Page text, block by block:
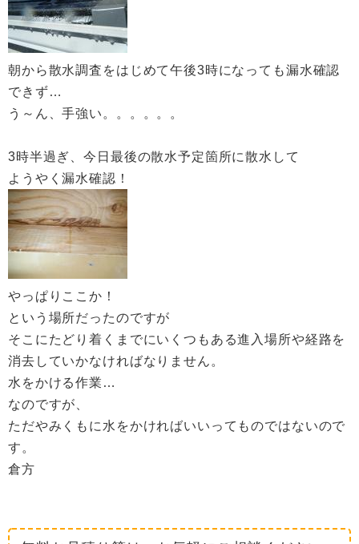
朝から散水調査をはじめて午後3時になっても漏水確認
できず…
う～ん、手強い。。。。。。
3時半過ぎ、今日最後の散水予定箇所に散水して
ようやく漏水確認！
やっぱりここか！
という場所だったのですが
そこにたどり着くまでにいくつもある進入場所や経路を
消去していかなければなりません。
水をかける作業…
なのですが、
ただやみくもに水をかければいいってものではないので
す。
倉方